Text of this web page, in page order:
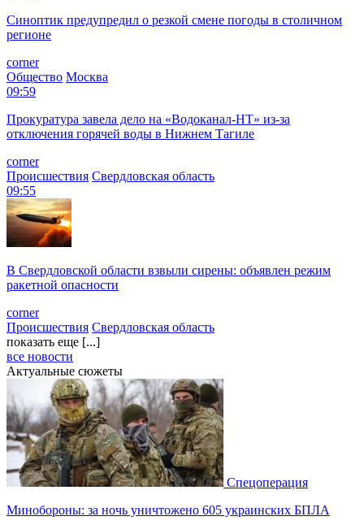
Синоптик предупредил о резкой смене погоды в столичном
регионе
corner
Общество Москва
09:59
Прокуратура завела дело на «Водоканал-НТ» из-за
отключения горячей воды в Нижнем Тагиле
corner
Происшествия Свердловская область
09:55
В Свердловской области взвыли сирены: объявлен режим
ракетной опасности
corner
Происшествия Свердловская область
показать еще [...]
все новости
Актуальные сюжеты
Спецоперация
Минобороны: за ночь уничтожено 605 украинских БПЛА